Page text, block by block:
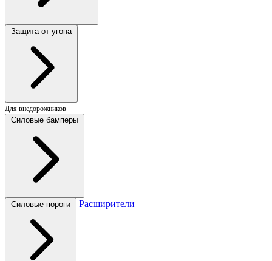
Защита от угона
Для внедорожников
Силовые бамперы
Силовые пороги Расширители